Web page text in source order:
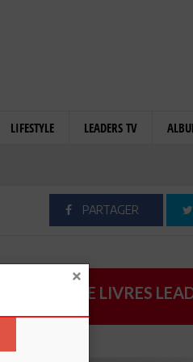
LIFESTYLE LEADERS TV
PARTAGER
CATALOGUE LIVRES